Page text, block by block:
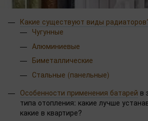
Какие существуют виды
Чугунные
Алюминиевые
Биметаллические
Стальные (панельные)
Особенности применения батарей в
типа отопления: какие лучше
какие в квартире?